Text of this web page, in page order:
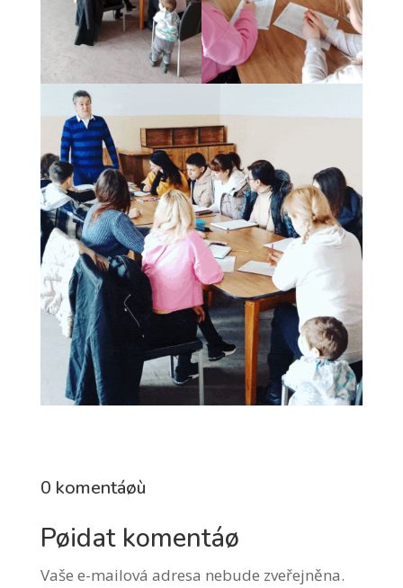
0 komentáøù
Pøidat komentáø
Vaše e-mailová adresa nebude zveřejněna.